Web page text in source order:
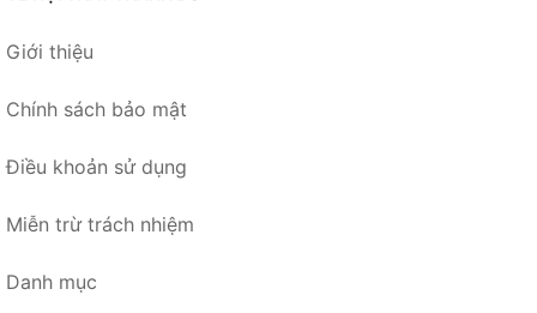
Giới thiệu
Chính sách bảo mật
Điều khoản sử dụng
Miễn trừ trách nhiệm
Danh mục